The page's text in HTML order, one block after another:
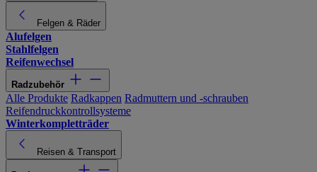
Felgen & Räder
Alufelgen
Stahlfelgen
Reifenwechsel
Radzubehör
Alle Produkte Radkappen Radmuttern und -schrauben
Reifendruckkontrollsysteme
Winterkompletträder
Reisen & Transport